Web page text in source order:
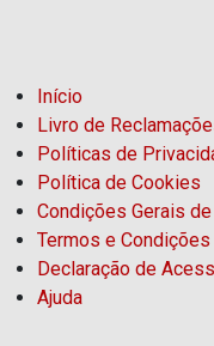
Início
Livro de
Políticas de
Política de Cookies
Condições Gerais
Termos e Condições
Declaração de
Ajuda